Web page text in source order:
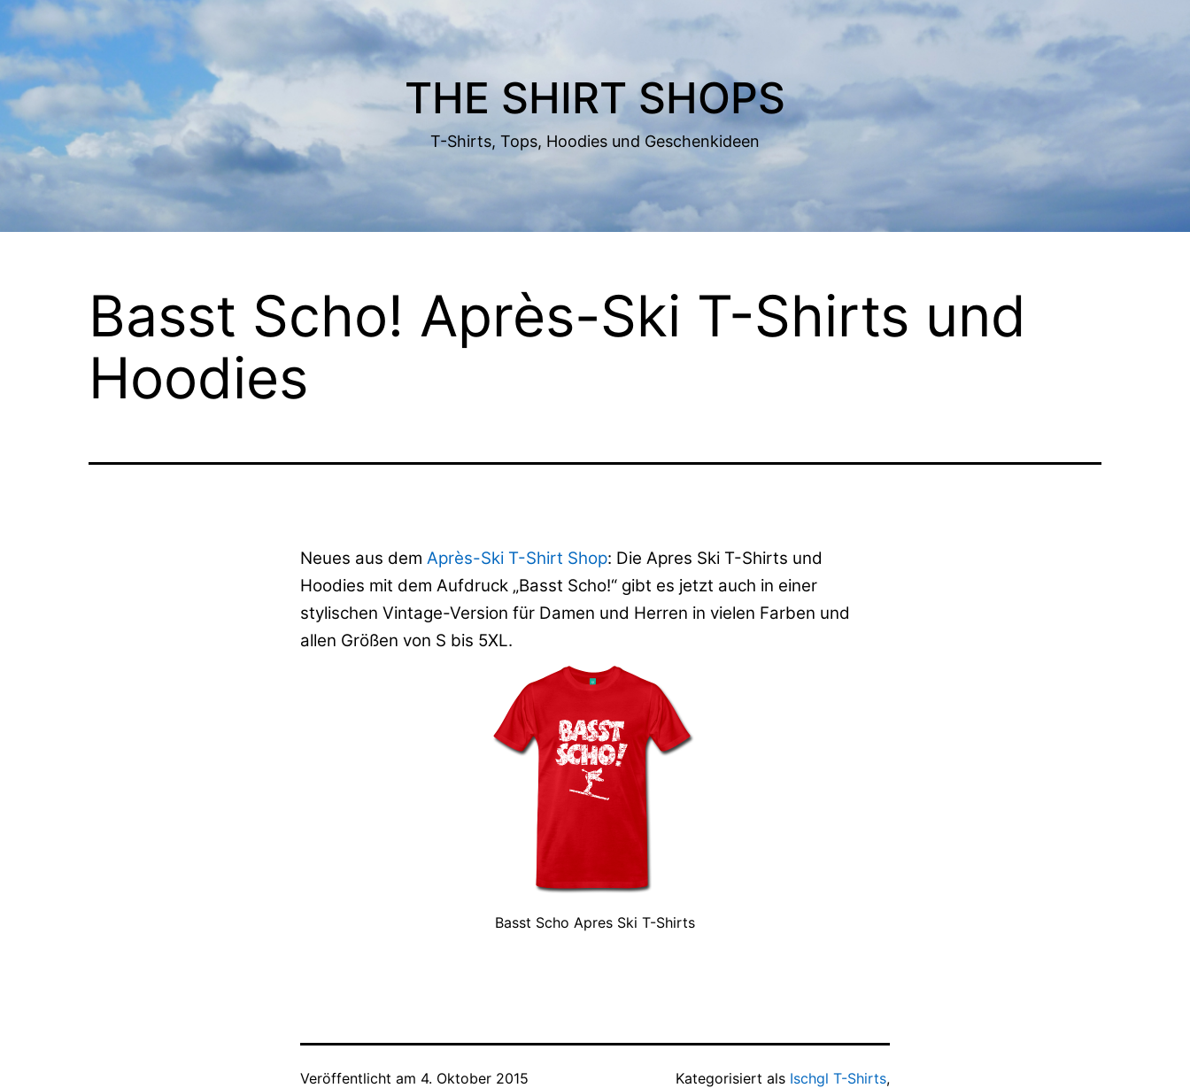
Zum
Inhalt
springen
THE SHIRT SHOPS
T-Shirts, Tops, Hoodies und Geschenkideen
Basst Scho! Après-Ski T-Shirts und
Hoodies
Neues aus dem Après-Ski T-Shirt Shop: Die Apres Ski T-Shirts und
Hoodies mit dem Aufdruck „Basst Scho!“ gibt es jetzt auch in einer
stylischen Vintage-Version für Damen und Herren in vielen Farben und
allen Größen von S bis 5XL.
Basst Scho Apres Ski T-Shirts
Veröffentlicht am 4. Oktober 2015
Kategorisiert als Ischgl T-Shirts,